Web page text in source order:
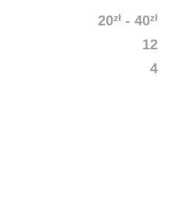
20zł - 40zł
12
4